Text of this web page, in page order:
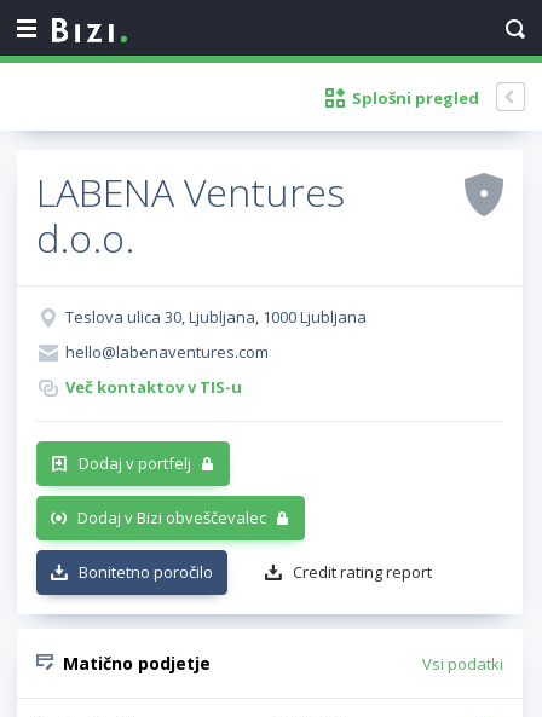
Splošni pregled
LABENA Ventures
d.o.o.
Teslova ulica 30, Ljubljana, 1000 Ljubljana
hello@labenaventures.com
Več kontaktov v TIS-u
Dodaj v portfelj
Dodaj v Bizi obveščevalec
Bonitetno poročilo Credit rating report
Matično podjetje Vsi podatki